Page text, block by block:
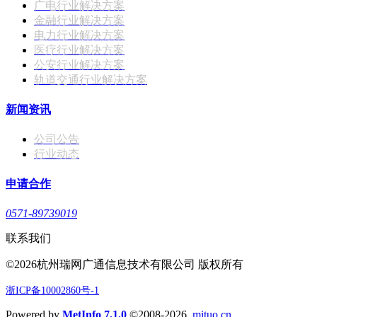
广电行业解决方案
金融行业解决方案
电力行业解决方案
医疗行业解决方案
公安行业解决方案
轨道交通行业解决方案
新闻资讯
公司公告
行业动态
申请合作
0571-89739019
联系我们
©2026杭州瑞网广通信息技术有限公司 版权所有
浙ICP备10002860号-1
Powered by MetInfo 7.1.0 ©2008-2026 mituo.cn